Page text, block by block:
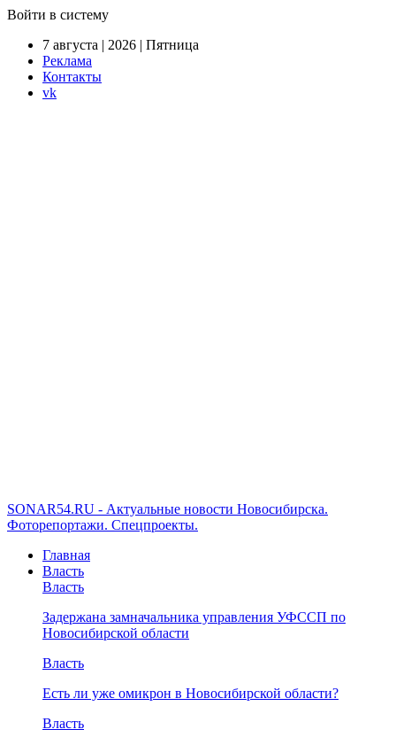
Войти в систему
7 августа | 2026 | Пятница
Реклама
Контакты
vk
SONAR54.RU - Актуальные новости Новосибирска.
Фоторепортажи. Спецпроекты.
Главная
Власть
Власть
Задержана замначальника управления УФССП по
Новосибирской области
Власть
Есть ли уже омикрон в Новосибирской области?
Власть